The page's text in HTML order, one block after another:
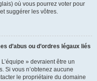
où vous pourrez voter pour
suggérer les vôtres.
d’abus ou d’ordres légaux liés
» devraient être un
Si vous n’obtenez aucune
le propriétaire du domaine